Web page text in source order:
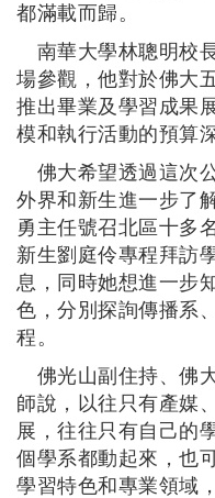
都滿載而歸。
南華大學林聰明校
場參觀，他對於佛大
推出畢業及學習成果
模和執行活動的預算
佛大希望透過這次
外界和新生進一步了
勇主任號召北區十多
新生劉庭伶專程拜訪
息，同時她想進一步
色，分別探詢傳播系
程。
佛光山副住持、佛
師說，以往只有產媒
展，往往只有自己的
個學系都動起來，也
學習特色和專業領域